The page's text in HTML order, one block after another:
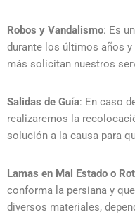
Robos y Vandalismo: Es
durante los últimos años
más solicitan nuestros
Salidas de Guía: En caso
realizaremos la
solución a la causa para
Lamas en Mal Estado o
conforma la persiana y
diversos materiales,